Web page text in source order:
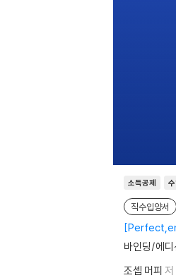
소득공제
직수입양서
바인딩/에디
조셉 머피 저